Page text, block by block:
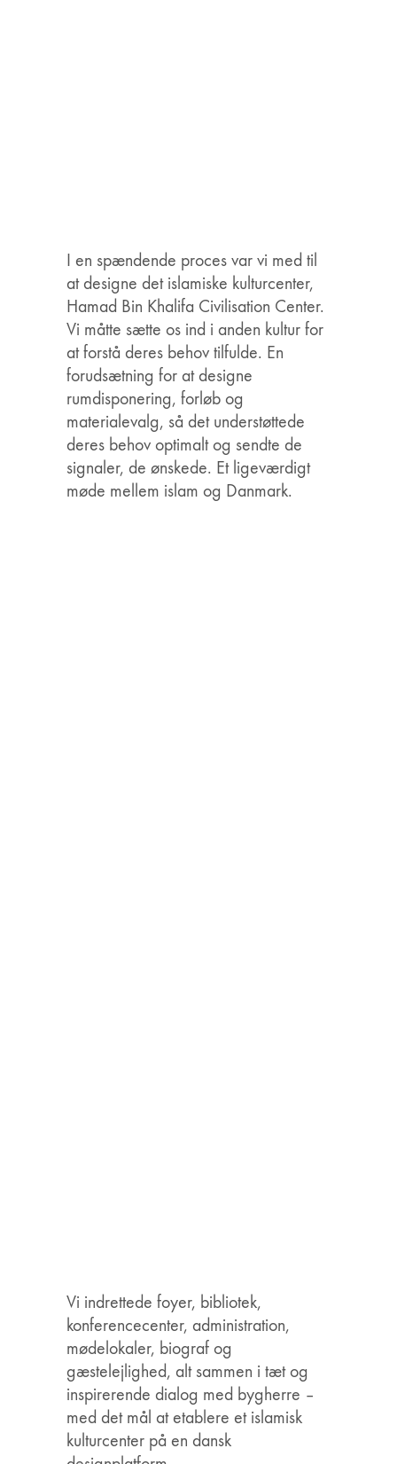
I en spændende proces var vi med til
at designe det islamiske kulturcenter,
Hamad Bin Khalifa Civilisation Center.
Vi måtte sætte os ind i anden kultur for
at forstå deres behov tilfulde. En
forudsætning for at designe
rumdisponering, forløb og
materialevalg, så det understøttede
deres behov optimalt og sendte de
signaler, de ønskede. Et ligeværdigt
møde mellem islam og Danmark.
Vi indrettede foyer, bibliotek,
konferencecenter, administration,
mødelokaler, biograf og
gæstelejlighed, alt sammen i tæt og
inspirerende dialog med bygherre –
med det mål at etablere et islamisk
kulturcenter på en dansk